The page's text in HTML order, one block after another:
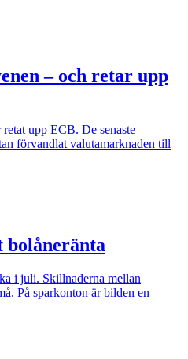
– och retar upp
upp ECB. De senaste
förvandlat valutamarknaden till
bolåneränta
i juli. Skillnaderna mellan
På sparkonton är bilden en